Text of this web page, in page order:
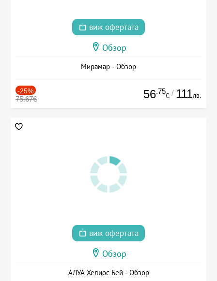
виж офертата
Обзор
Мирамар - Обзор
-25%
75.67€ 56.75
€ / 111лв.
виж офертата
Обзор
АЛУА Хелиос Бей - Обзор